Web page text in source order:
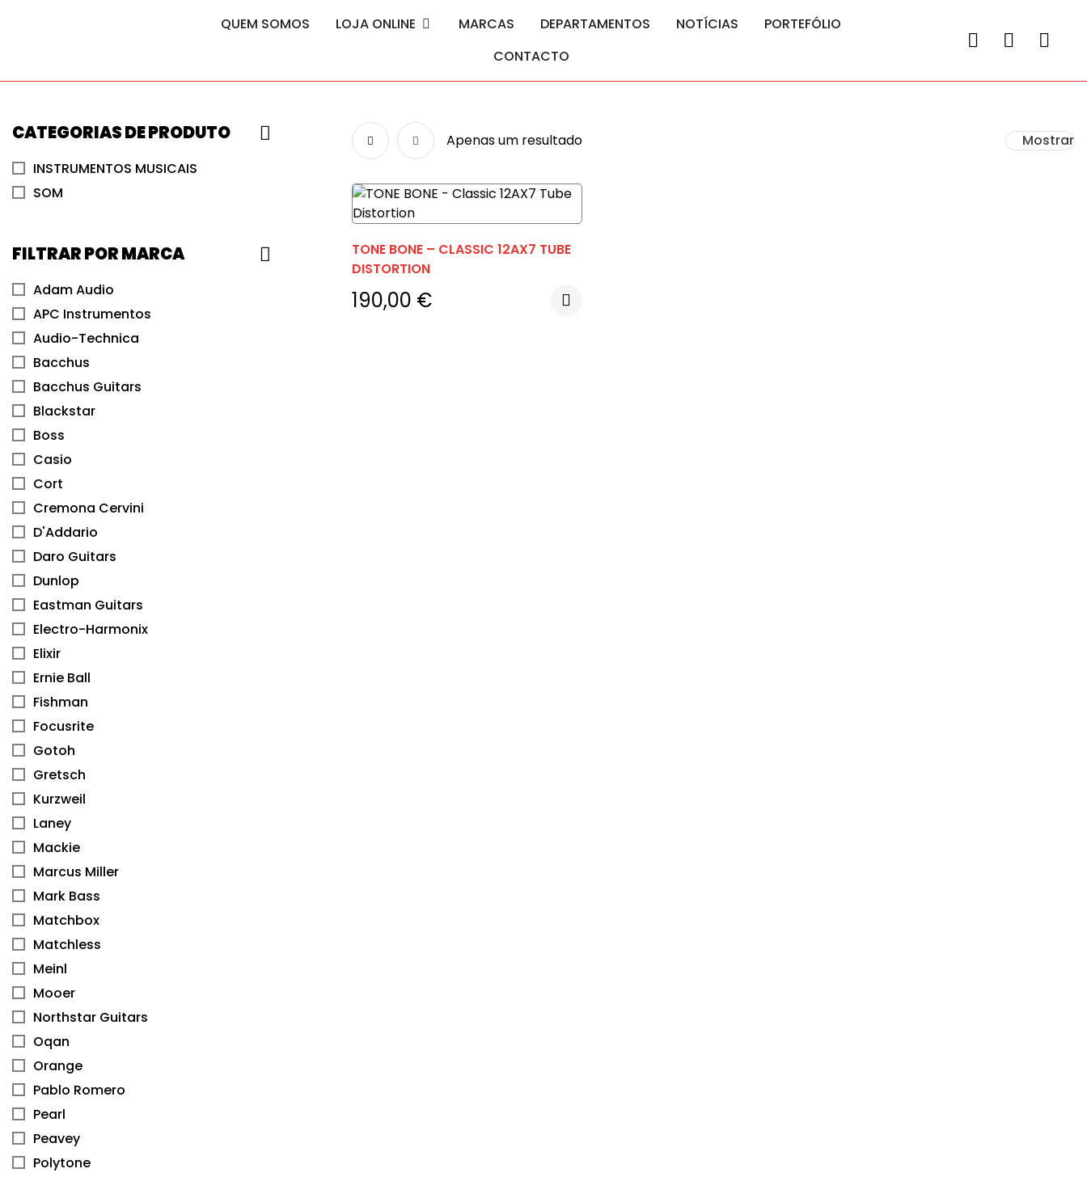
QUEM SOMOS LOJA ONLINE MARCAS DEPARTAMENTOS NOTÍCIAS
PORTEFÓLIO
CONTACTO
Apenas um resultado Mostrar
TONE BONE – CLASSIC 12AX7 TUBE
DISTORTION
190,00 €
CATEGORIAS DE PRODUTO
INSTRUMENTOS MUSICAIS
SOM
FILTRAR POR MARCA
Adam Audio
APC Instrumentos
Audio-Technica
Bacchus
Bacchus Guitars
Blackstar
Boss
Casio
Cort
Cremona Cervini
D'Addario
Daro Guitars
Dunlop
Eastman Guitars
Electro-Harmonix
Elixir
Ernie Ball
Fishman
Focusrite
Gotoh
Gretsch
Kurzweil
Laney
Mackie
Marcus Miller
Mark Bass
Matchbox
Matchless
Meinl
Mooer
Northstar Guitars
Oqan
Orange
Pablo Romero
Pearl
Peavey
Polytone